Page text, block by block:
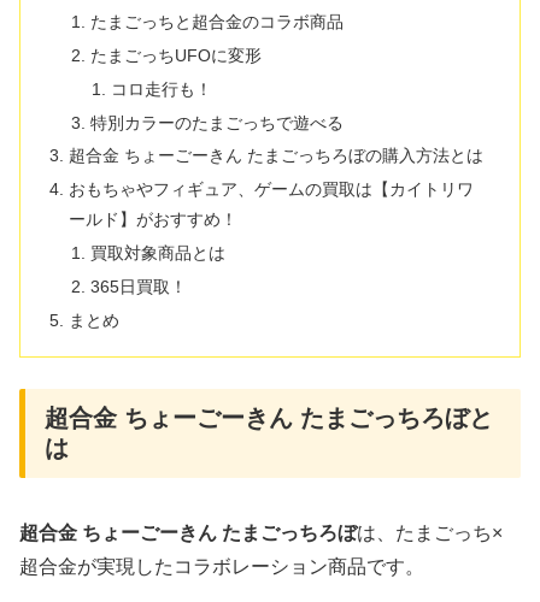
たまごっちと超合金のコラボ商品
たまごっちUFOに変形
コロ走行も！
特別カラーのたまごっちで遊べる
超合金 ちょーごーきん たまごっちろぼの購入方法とは
おもちゃやフィギュア、ゲームの買取は【カイトリワ
ールド】がおすすめ！
買取対象商品とは
365日買取！
まとめ
超合金 ちょーごーきん たまごっちろぼと
は
超合金 ちょーごーきん たまごっちろぼは、たまごっち×
超合金が実現したコラボレーション商品です。